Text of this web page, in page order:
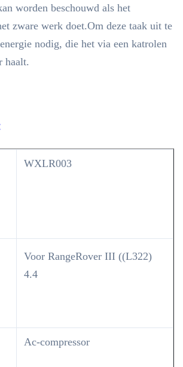
worden beschouwd als het
zware werk doet.Om deze taak uit te
nodig, die het via een katrolen
haalt.
WXLR003
Voor RangeRover III ((L322)
4.4
Ac-compressor